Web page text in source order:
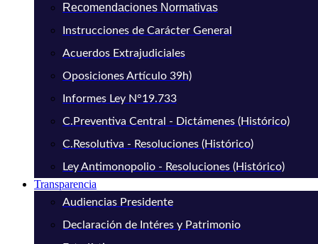
Recomendaciones Normativas
Instrucciones de Carácter General
Acuerdos Extrajudiciales
Oposiciones Artículo 39h)
Informes Ley N°19.733
C.Preventiva Central - Dictámenes (Histórico)
C.Resolutiva - Resoluciones (Histórico)
Ley Antimonopolio - Resoluciones (Histórico)
Transparencia
Audiencias Presidente
Declaración de Intéres y Patrimonio